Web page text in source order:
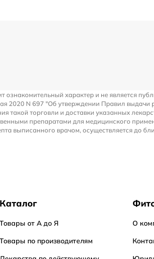
ознакомительный характер и не является
2020 N 697 "Об утверждении Правил
такой торговли и доставки указанных
препаратами для медицинского
выписанного врачом, осуществляется до
Каталог
Товары от А до Я
Товары по производителям
О